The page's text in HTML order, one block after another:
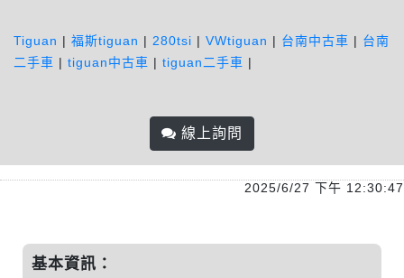
Tiguan | 福斯tiguan | 280tsi | VWtiguan | 台南中古車 | 台南
二手車 | tiguan中古車 | tiguan二手車 |
線上詢問
2025/6/27 下午 12:30:47
基本資訊：